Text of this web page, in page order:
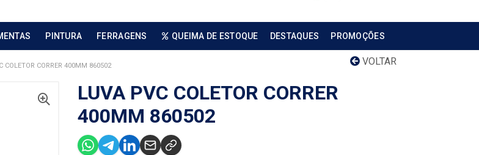
PINTURA FERRAGENS QUEIMA DE ESTOQUE DESTAQUES PROMOÇÕES
VOLTAR
COLETOR CORRER 400MM 860502
LUVA PVC COLETOR CORRER
400MM 860502